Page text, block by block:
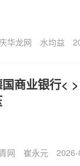
华龙网 水均益
商业银行<
网 崔永元